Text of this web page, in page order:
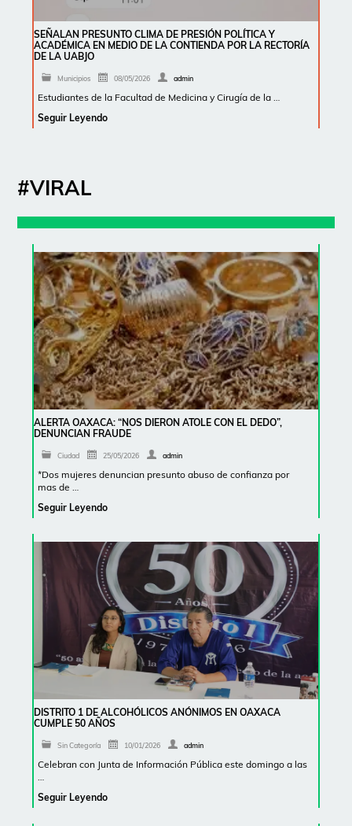
SEÑALAN PRESUNTO CLIMA DE PRESIÓN POLÍTICA Y
ACADÉMICA EN MEDIO DE LA CONTIENDA POR LA RECTORÍA
DE LA UABJO
Municipios 08/05/2026 admin
Estudiantes de la Facultad de Medicina y Cirugía de la …
Seguir Leyendo
#VIRAL
ALERTA OAXACA: “NOS DIERON ATOLE CON EL DEDO”,
DENUNCIAN FRAUDE
Ciudad 25/05/2026 admin
*Dos mujeres denuncian presunto abuso de confianza por
mas de …
Seguir Leyendo
DISTRITO 1 DE ALCOHÓLICOS ANÓNIMOS EN OAXACA
CUMPLE 50 AÑOS
Sin Categoría 10/01/2026 admin
Celebran con Junta de Información Pública este domingo a las
Seguir Leyendo